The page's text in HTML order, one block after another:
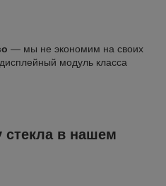
— мы не экономим на своих
модуль класса
стекла в нашем